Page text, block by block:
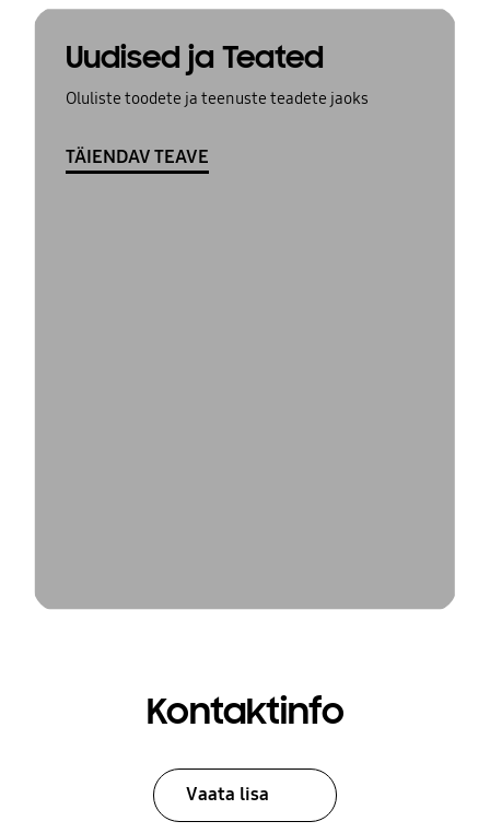
Uudised ja Teated
Oluliste toodete ja teenuste teadete jaoks
TÄIENDAV TEAVE
Kontaktinfo
Vaata lisa